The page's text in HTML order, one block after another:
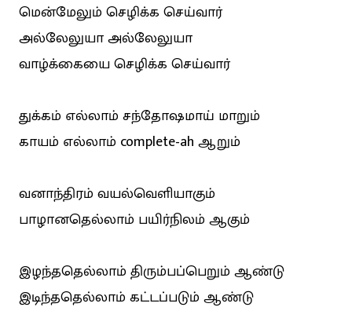
மென்மேலும் செழிக்க செய்வார்
அல்லேலுயா அல்லேலுயா
வாழ்க்கையை செழிக்க செய்வார்
துக்கம் எல்லாம் சந்தோஷமாய் மாறும்
காயம் எல்லாம் complete-ah ஆறும்
வனாந்திரம் வயல்வெளியாகும்
பாழானதெல்லாம் பயிர்நிலம் ஆகும்
இழந்ததெல்லாம் திரும்பப்பெறும் ஆண்டு
இடிந்ததெல்லாம் கட்டப்படும் ஆண்டு